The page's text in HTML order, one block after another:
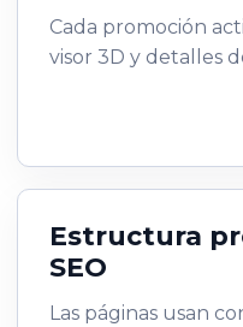
Cada promoción
visor 3D y detalles
Estructura
SEO
Las páginas usan